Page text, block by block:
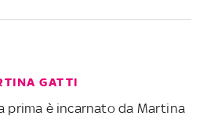
GATTI
prima è incarnato da Martina